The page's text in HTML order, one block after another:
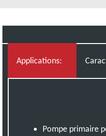
Applications:
Pompe primaire